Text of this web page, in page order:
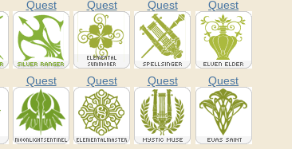
Quest Quest Quest Quest
Quest Quest Quest Quest